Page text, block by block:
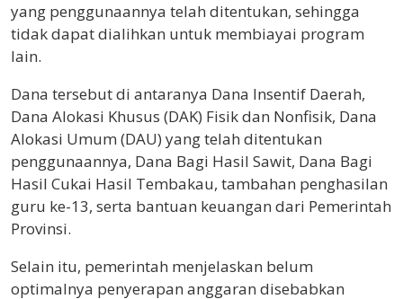
yang penggunaannya telah ditentukan, sehingga
tidak dapat dialihkan untuk membiayai program
lain.
Dana tersebut di antaranya Dana Insentif Daerah,
Dana Alokasi Khusus (DAK) Fisik dan Nonfisik, Dana
Alokasi Umum (DAU) yang telah ditentukan
penggunaannya, Dana Bagi Hasil Sawit, Dana Bagi
Hasil Cukai Hasil Tembakau, tambahan penghasilan
guru ke-13, serta bantuan keuangan dari Pemerintah
Provinsi.
Selain itu, pemerintah menjelaskan belum
optimalnya penyerapan anggaran disebabkan